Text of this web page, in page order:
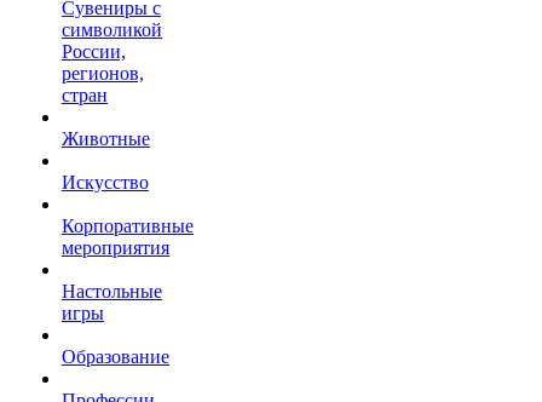
Сувениры с
символикой
России,
регионов,
стран
Животные
Искусство
Корпоративные
мероприятия
Настольные
игры
Образование